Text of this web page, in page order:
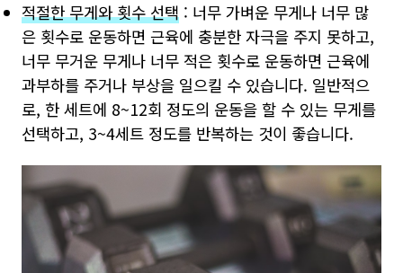
적절한 무게와 횟수 선택 : 너무 가벼운 무게나 너무 많
은 횟수로 운동하면 근육에 충분한 자극을 주지 못하고,
너무 무거운 무게나 너무 적은 횟수로 운동하면 근육에
과부하를 주거나 부상을 일으킬 수 있습니다. 일반적으
로, 한 세트에 8~12회 정도의 운동을 할 수 있는 무게를
선택하고, 3~4세트 정도를 반복하는 것이 좋습니다.